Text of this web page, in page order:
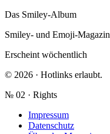
Das Smiley-Album
Smiley- und Emoji-Magazin
Erscheint wöchentlich
© 2026 · Hotlinks erlaubt.
№ 02 · Rights
Impressum
Datenschutz